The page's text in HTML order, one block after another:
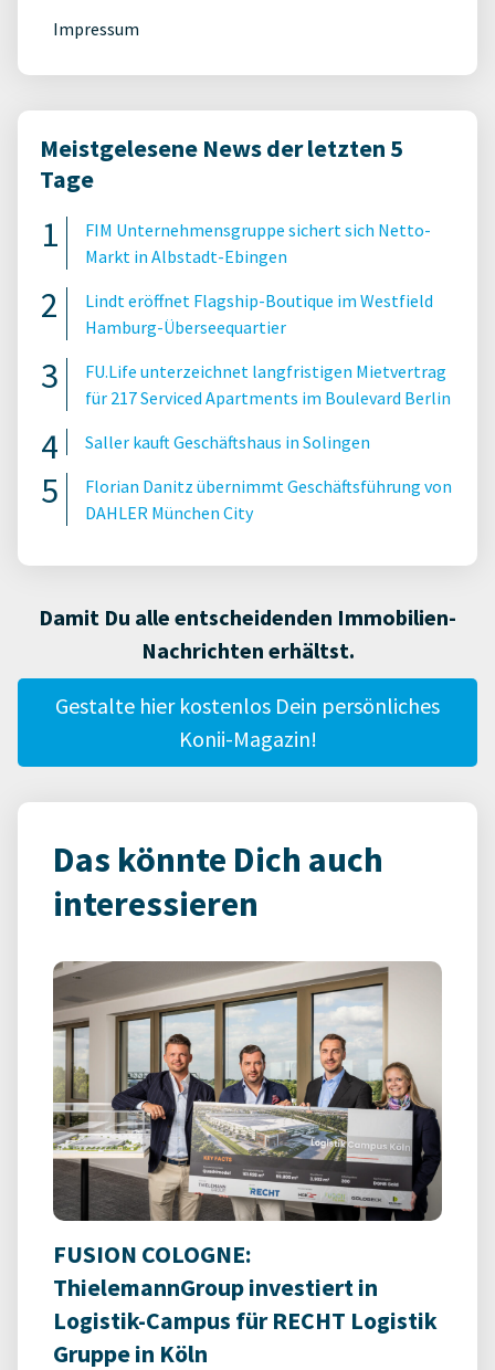
Impressum
Meistgelesene News der letzten 5
Tage
FIM Unternehmensgruppe sichert sich Netto-
Markt in Albstadt-Ebingen
Lindt eröffnet Flagship-Boutique im Westfield
Hamburg-Überseequartier
FU.Life unterzeichnet langfristigen Mietvertrag
für 217 Serviced Apartments im Boulevard Berlin
Saller kauft Geschäftshaus in Solingen
Florian Danitz übernimmt Geschäftsführung von
DAHLER München City
Damit Du alle entscheidenden Immobilien-
Nachrichten erhältst.
Gestalte hier kostenlos Dein persönliches
Konii-Magazin!
Das könnte Dich auch
interessieren
FUSION COLOGNE:
ThielemannGroup investiert in
Logistik-Campus für RECHT Logistik
Gruppe in Köln